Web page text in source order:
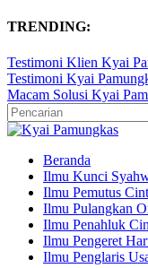
TRENDING:
Testimoni Klien Kyai
Testimoni Kyai
Macam Solusi Kyai
Beranda
Ilmu Kunci
Ilmu Pemutus
Ilmu Pulangkan
Ilmu Penahluk
Ilmu Pengeret
Ilmu Penglaris